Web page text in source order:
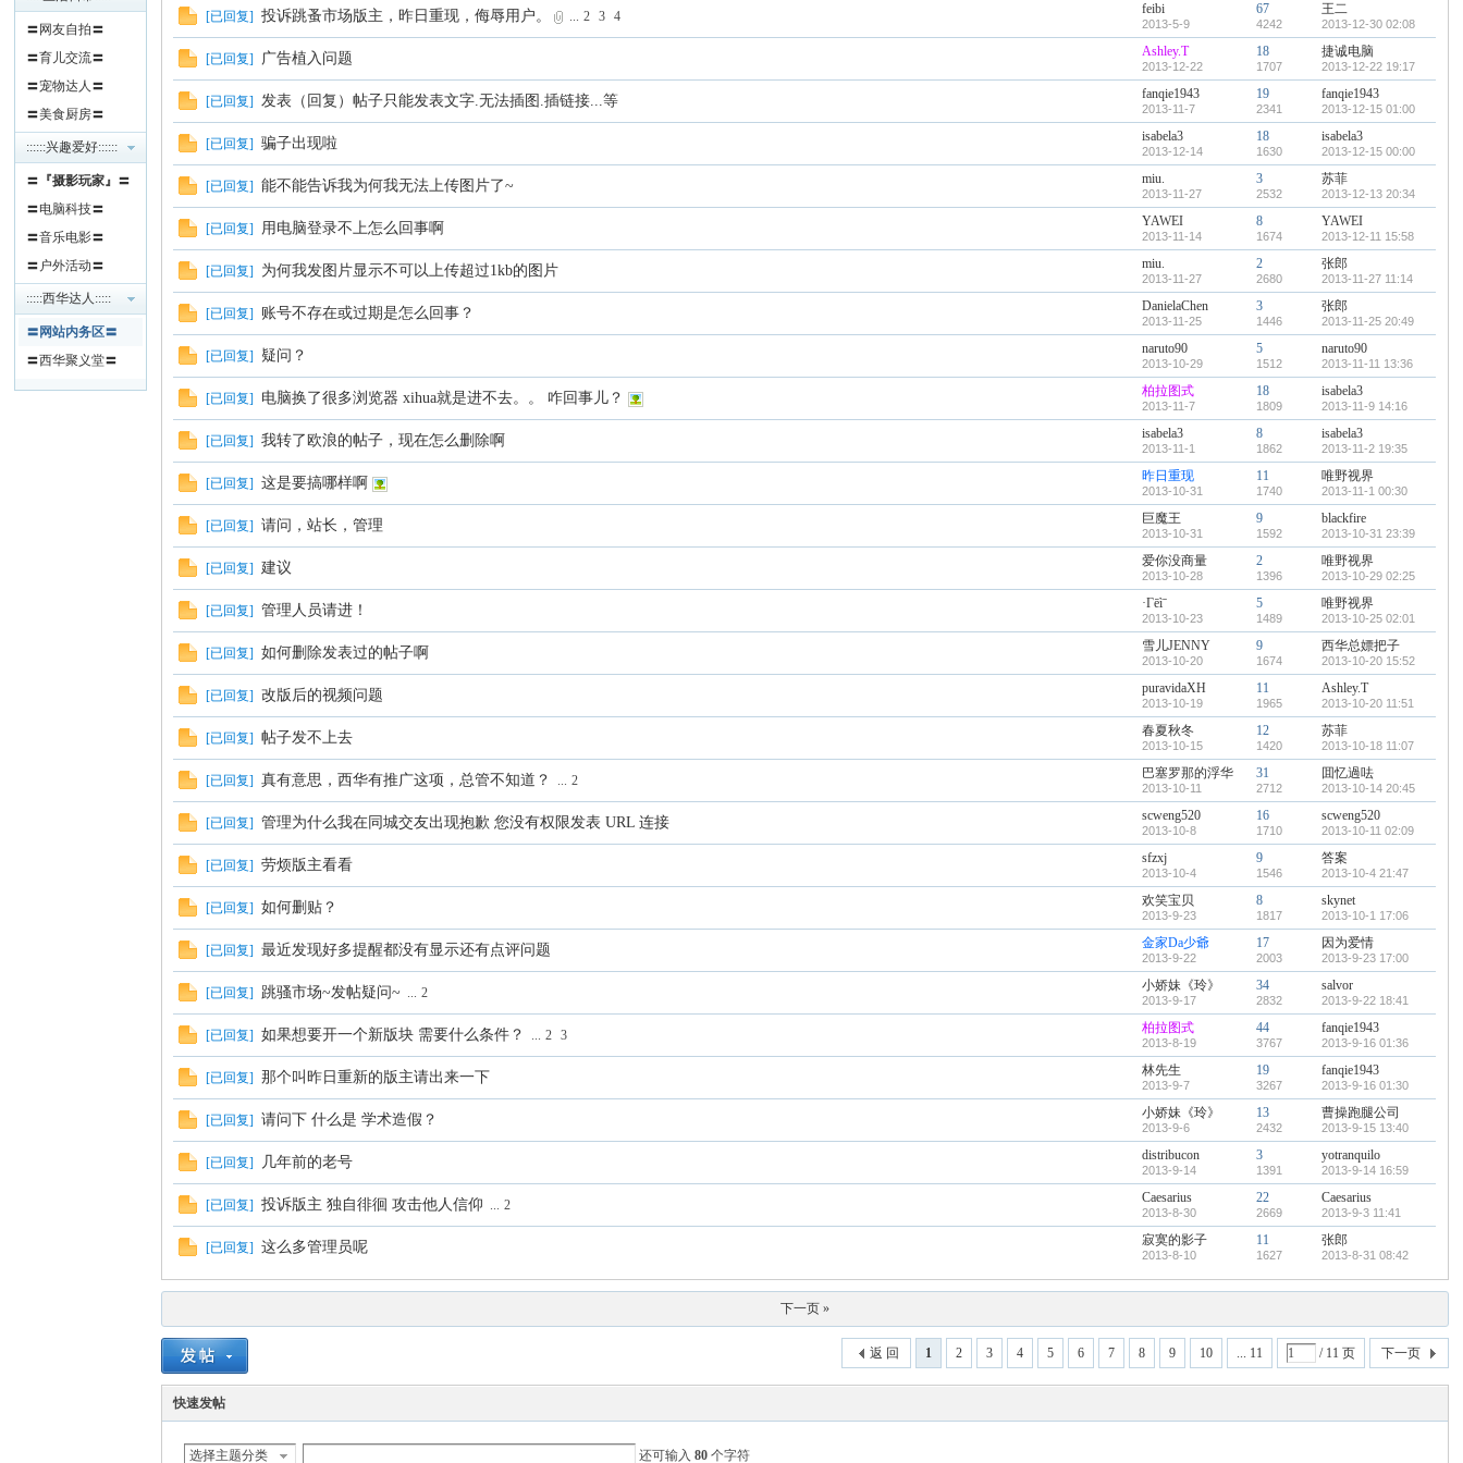
人
〓网友自拍〓
〓育儿交流〓
〓宠物达人〓
〓美食厨房〓
::::::兴趣爱好::::::
〓 『摄影玩家』 〓
〓电脑科技〓
〓音乐电影〓
〓户外活动〓
:::::西华达人:::::
〓网站内务区〓
〓西华聚义堂〓
[已回复] 投诉跳蚤市场版主，昨日重现，侮辱用户。 ... 2 3 4 feibi
2013-5-9
67
4242
王二
2013-12-30 02:08
[已回复] 广告植入问题 Ashley.T
2013-12-22
18
1707
捷诚电脑
2013-12-22 19:17
[已回复] 发表（回复）帖子只能发表文字.无法插图.插链接...等 fanqie1943
2013-11-7
19
2341
fanqie1943
2013-12-15 01:00
[已回复] 骗子出现啦 isabela3
2013-12-14
18
1630
isabela3
2013-12-15 00:00
[已回复] 能不能告诉我为何我无法上传图片了~ miu.
2013-11-27
3
2532
苏菲
2013-12-13 20:34
[已回复] 用电脑登录不上怎么回事啊 YAWEI
2013-11-14
8
1674
YAWEI
2013-12-11 15:58
[已回复] 为何我发图片显示不可以上传超过1kb的图片 miu.
2013-11-27
2
2680
张郎
2013-11-27 11:14
[已回复] 账号不存在或过期是怎么回事？ DanielaChen
2013-11-25
3
1446
张郎
2013-11-25 20:49
[已回复] 疑问？ naruto90
2013-10-29
5
1512
naruto90
2013-11-11 13:36
[已回复] 电脑换了很多浏览器 xihua就是进不去。。 咋回事儿？ 柏拉图式
2013-11-7
18
1809
isabela3
2013-11-9 14:16
[已回复] 我转了欧浪的帖子，现在怎么删除啊 isabela3
2013-11-1
8
1862
isabela3
2013-11-2 19:35
[已回复] 这是要搞哪样啊 昨日重现
2013-10-31
11
1740
唯野视界
2013-11-1 00:30
[已回复] 请问，站长，管理 巨魔王
2013-10-31
9
1592
blackfire
2013-10-31 23:39
[已回复] 建议 爱你没商量
2013-10-28
2
1396
唯野视界
2013-10-29 02:25
[已回复] 管理人员请进！ ·Γēìˉ
2013-10-23
5
1489
唯野视界
2013-10-25 02:01
[已回复] 如何删除发表过的帖子啊 雪儿JENNY
2013-10-20
9
1674
西华总嫖把子
2013-10-20 15:52
[已回复] 改版后的视频问题 puravidaXH
2013-10-19
11
1965
Ashley.T
2013-10-20 11:51
[已回复] 帖子发不上去 春夏秋冬
2013-10-15
12
1420
苏菲
2013-10-18 11:07
[已回复] 真有意思，西华有推广这项，总管不知道？ ... 2 巴塞罗那的浮华
2013-10-11
31
2712
囬忆過呿
2013-10-14 20:45
[已回复] 管理为什么我在同城交友出现抱歉 您没有权限发表 URL 连接 scweng520
2013-10-8
16
1710
scweng520
2013-10-11 02:09
[已回复] 劳烦版主看看 sfzxj
2013-10-4
9
1546
答案
2013-10-4 21:47
[已回复] 如何删贴？ 欢笑宝贝
2013-9-23
8
1817
skynet
2013-10-1 17:06
[已回复] 最近发现好多提醒都没有显示还有点评问题 金家Da少爺
2013-9-22
17
2003
因为爱情
2013-9-23 17:00
[已回复] 跳骚市场~发帖疑问~ ... 2 小娇妹《玲》
2013-9-17
34
2832
salvor
2013-9-22 18:41
[已回复] 如果想要开一个新版块 需要什么条件？ ... 2 3 柏拉图式
2013-8-19
44
3767
fanqie1943
2013-9-16 01:36
[已回复] 那个叫昨日重新的版主请出来一下 林先生
2013-9-7
19
3267
fanqie1943
2013-9-16 01:30
[已回复] 请问下 什么是 学术造假？ 小娇妹《玲》
2013-9-6
13
2432
曹操跑腿公司
2013-9-15 13:40
[已回复] 几年前的老号 distribucon
2013-9-14
3
1391
yotranquilo
2013-9-14 16:59
[已回复] 投诉版主 独自徘徊 攻击他人信仰 ... 2 Caesarius
2013-8-30
22
2669
Caesarius
2013-9-3 11:41
[已回复] 这么多管理员呢 寂寞的影子
2013-8-10
11
1627
张郎
2013-8-31 08:42
下一页 »
1 2 3 4 5 6 7 8 9 10 ... 11 / 11 页 下一页
返 回
快速发帖
选择主题分类 还可输入80 个字符